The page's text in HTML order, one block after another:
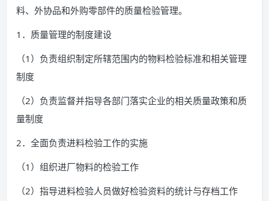
料、外协品和外购零部件的质量检验管理。
1．质量管理的制度建设
（1）负责组织制定所辖范围内的物料检验标准和相关管理
制度
（2）负责监督并指导各部门落实企业的相关质量政策和质
量制度
2．全面负责进料检验工作的实施
（1）组织进厂物料的检验工作
（2）指导进料检验人员做好检验资料的统计与存档工作